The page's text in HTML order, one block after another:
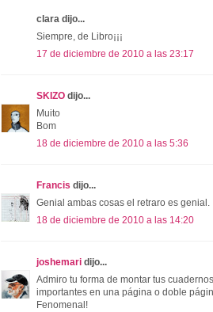
clara dijo...
Siempre, de Libro¡¡¡
17 de diciembre de 2010 a las 23:17
SKIZO dijo...
Muito
Bom
18 de diciembre de 2010 a las 5:36
Francis dijo...
Genial ambas cosas el retraro es genial.
18 de diciembre de 2010 a las 14:20
joshemari dijo...
Admiro tu forma de montar tus
importantes en una página o doble
Fenomenal!